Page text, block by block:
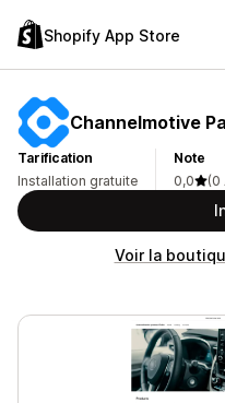
Shopify App Store
Channelmotive
Tarification
Installation gratuite
Note
0,0
(0
Voir la